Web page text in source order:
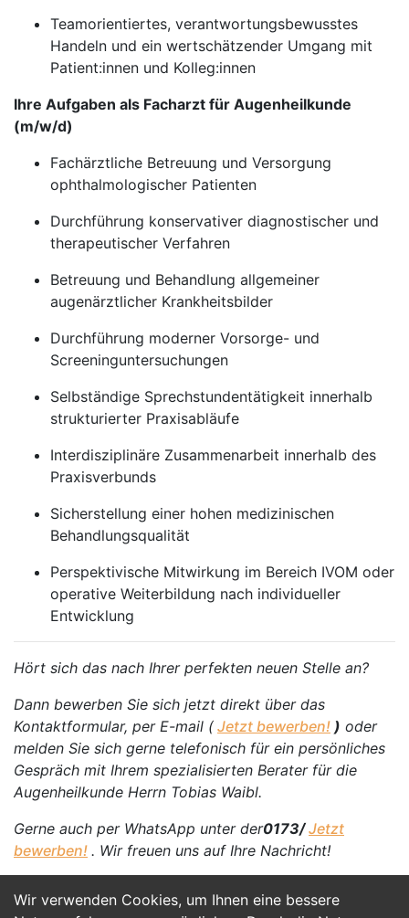
Wir verwenden Cookies, um Ihnen eine bessere
Teamorientiertes, verantwortungsbewusstes
Handeln und ein wertschätzender Umgang mit
Patient:innen und Kolleg:innen
Ihre Aufgaben als Facharzt für Augenheilkunde
(m/w/d)
Fachärztliche Betreuung und Versorgung
ophthalmologischer Patienten
Durchführung konservativer diagnostischer und
therapeutischer Verfahren
Betreuung und Behandlung allgemeiner
augenärztlicher Krankheitsbilder
Durchführung moderner Vorsorge- und
Screeninguntersuchungen
Selbständige Sprechstundentätigkeit innerhalb
strukturierter Praxisabläufe
Interdisziplinäre Zusammenarbeit innerhalb des
Praxisverbunds
Sicherstellung einer hohen medizinischen
Behandlungsqualität
Perspektivische Mitwirkung im Bereich IVOM oder
operative Weiterbildung nach individueller
Entwicklung
Hört sich das nach Ihrer perfekten neuen Stelle an?
Dann bewerben Sie sich jetzt direkt über das
Kontaktformular, per E-mail ( Jetzt bewerben! ) oder
melden Sie sich gerne telefonisch für ein persönliches
Gespräch mit Ihrem spezialisierten Berater für die
Augenheilkunde Herrn Tobias Waibl.
Gerne auch per WhatsApp unter der0173/Jetzt
bewerben! . Wir freuen uns auf Ihre Nachricht!